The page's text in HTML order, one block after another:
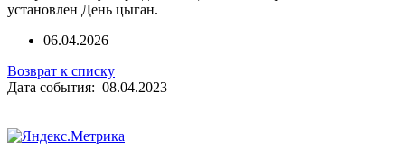
установлен День цыган.
06.04.2026
Возврат к списку
Дата события: 08.04.2023